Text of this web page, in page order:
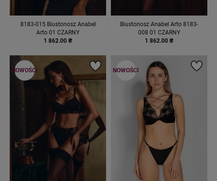
8183-015 Biustonosz Anabel
Arto 01 CZARNY
1 862.00 ₴
Biustonosz Anabel Arto 8183-
008 01 CZARNY
1 862.00 ₴
NOWOŚCI NOWOŚCI